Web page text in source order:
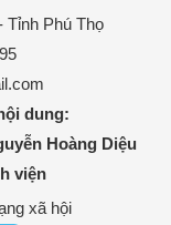
Tỉnh Phú Thọ
dung:
Hoàng Diệu
xã hội